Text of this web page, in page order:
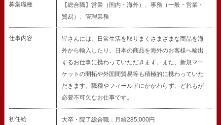
募集職種
【総合職】営業（国内・海外）、事務（一般・営業・
貿易）、管理業務
仕事内容
皆さんには、日常生活を取りまくさまざまな商品を海
外から輸入したり、日本の商品を海外のお客様へ輸出
するお仕事に携わっていただきます。また、新規マー
ケットの開拓や外国間貿易等も積極的に携わっていた
だきます。職種やフィールドにかかわらず、どれもが
必要不可欠なお仕事です。
初任給
大卒・院了総合職：月給285,000円